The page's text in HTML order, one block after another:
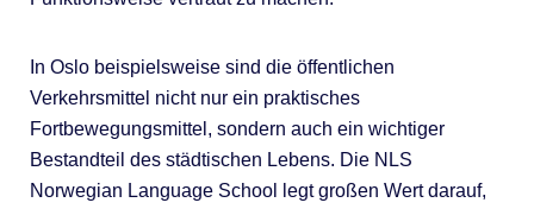
In Oslo beispielsweise sind die öffentlichen
Verkehrsmittel nicht nur ein praktisches
Fortbewegungsmittel, sondern auch ein wichtiger
Bestandteil des städtischen Lebens. Die NLS
Norwegian Language School legt großen Wert darauf,